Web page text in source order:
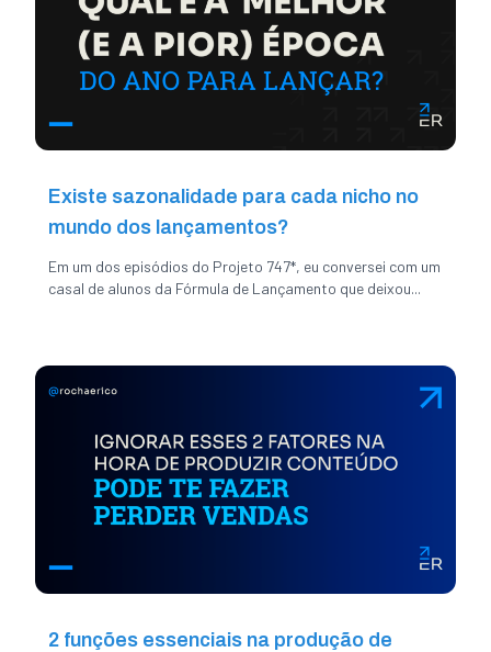
Existe sazonalidade para cada nicho no
mundo dos lançamentos?
Em um dos episódios do Projeto 747*, eu conversei com um
casal de alunos da Fórmula de Lançamento que deixou...
2 funções essenciais na produção de